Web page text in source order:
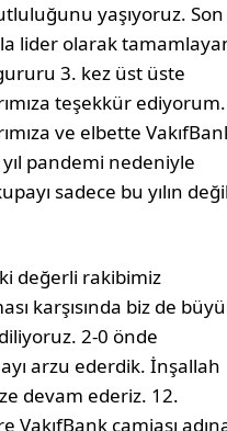
yaşıyoruz. Son
lider olarak
3. kez üst üste
teşekkür ediyorum.
ve elbette
pandemi nedeniyle
sadece bu yılın
değerli rakibimiz
karşısında biz de
2-0 önde
arzu ederdik. İnşallah
devam ederiz. 12.
VakıfBank camiası